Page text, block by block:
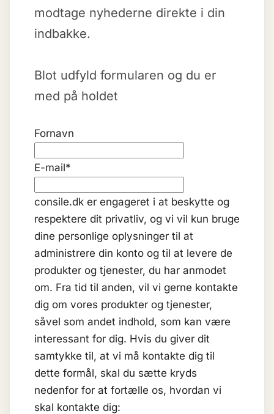
modtage nyhederne direkte i din
indbakke.
Blot udfyld formularen og du er
med på holdet
Fornavn
E-mail*
consile.dk er engageret i at beskytte og
respektere dit privatliv, og vi vil kun bruge
dine personlige oplysninger til at
administrere din konto og til at levere de
produkter og tjenester, du har anmodet
om. Fra tid til anden, vil vi gerne kontakte
dig om vores produkter og tjenester,
såvel som andet indhold, som kan være
interessant for dig. Hvis du giver dit
samtykke til, at vi må kontakte dig til
dette formål, skal du sætte kryds
nedenfor for at fortælle os, hvordan vi
skal kontakte dig: